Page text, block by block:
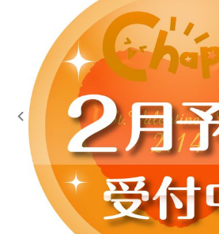
入荷スケジュールをチェック
カプセルトイマシン本体
カプセルトイ
販促用空カプセル
レンタル
景品・玩具・文具